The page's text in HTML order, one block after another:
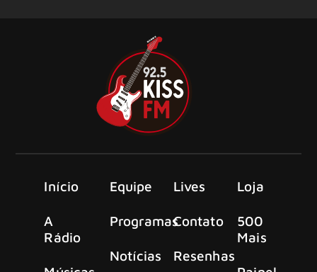
Início
A
Rádio
Equipe
Programas
Notícias
Lives
Contato
Resenhas
Loja
500
Mais